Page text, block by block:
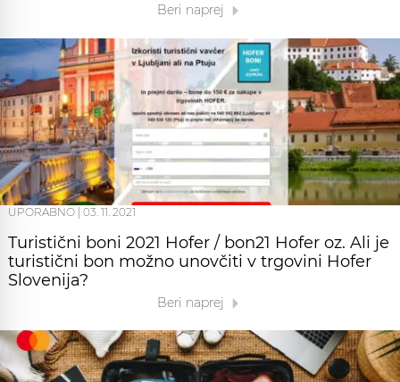
Beri naprej
UPORABNO | 03. 11. 2021
Turistični boni 2021 Hofer / bon21 Hofer oz. Ali je
turistični bon možno unovčiti v trgovini Hofer
Slovenija?
Beri naprej